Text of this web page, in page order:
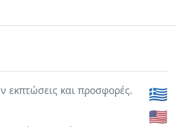
εκπτώσεις και προσφορές.
🇬🇷
🇺🇸